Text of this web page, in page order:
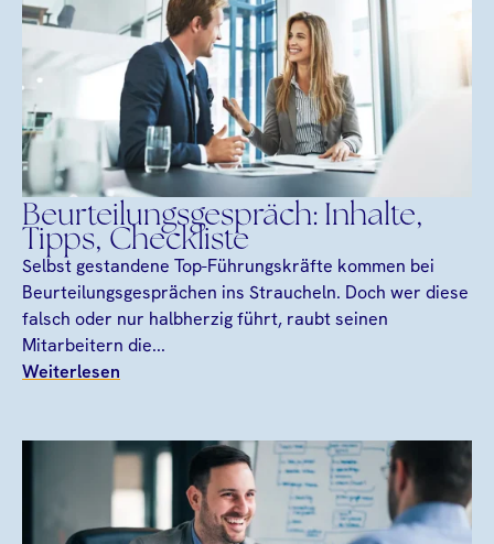
Beurteilungsgespräch: Inhalte,
Tipps, Checkliste
Selbst gestandene Top-Führungskräfte kommen bei
Beurteilungsgesprächen ins Straucheln. Doch wer diese
falsch oder nur halbherzig führt, raubt seinen
Mitarbeitern die...
Weiterlesen